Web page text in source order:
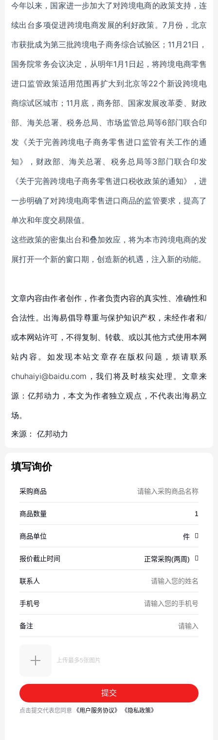
今年以来，国家进一步加大了对跨境电商的政策支持，连
续出台多项促进跨境电商发展的利好政策。7月份，北京
市获批成为第三批跨境电子商务综合试验区；11月21日，
国务院常务会议决定，从明年1月1日起，将跨境电商零售
进口监管政策适用范围再扩大到北京等22个新设跨境电
商综试区城市；11月底，商务部、国家发展改革委、财政
部、海关总署、税务总局、市场监管总局等6部门联合印
发《关于完善跨境电子商务零售进口监管有关工作的通
知》，财政部、海关总署、税务总局等3部门联合印发
《关于完善跨境电子商务零售进口税收政策的通知》，进
一步明确了对跨境电商零售进口商品的监管要求，提高了
单次和年度交易限值。
这些政策的密集出台和叠加效应，将为本市跨境电商的发
展打开一个新的窗口期，创造新的机遇，注入新的动能。
文章内容由作者创作，作者负责内容的真实性、准确性和
合法性。出海易倡导尊重与保护知识产权，未经作者和/
或本网站许可，不得复制、转载、或以其他方式使用本网
站内容。如发现本站文章存在版权问题，烦请联系
chuhaiyi@baidu.com，我们将及时核实处理。文章来
源：亿邦动力，本文为作者独立观点，不代表出海易立
场。
来源： 亿邦动力
填写询价